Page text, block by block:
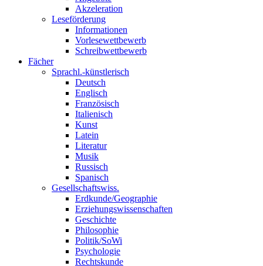
Akzeleration
Leseförderung
Informationen
Vorlesewettbewerb
Schreibwettbewerb
Fächer
Sprachl.-künstlerisch
Deutsch
Englisch
Französisch
Italienisch
Kunst
Latein
Literatur
Musik
Russisch
Spanisch
Gesellschaftswiss.
Erdkunde/Geographie
Erziehungswissenschaften
Geschichte
Philosophie
Politik/SoWi
Psychologie
Rechtskunde